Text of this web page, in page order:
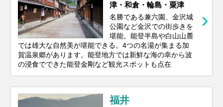
津・和倉・輪島・粟津
名勝である兼六園、金沢城
公園など金沢での街歩きを
堪能。能登半島や白山山麓
では雄大な自然美が堪能できる。4つの名湯が集まる加
賀温泉郷があります。能登地方では新鮮な海の幸から波
の浸食でできた能登金剛など観光スポットも点在
福井